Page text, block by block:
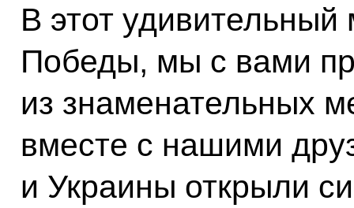
В этот
Победы, мы с вами
из знаменательных
вместе с нашими
и Украины открыли